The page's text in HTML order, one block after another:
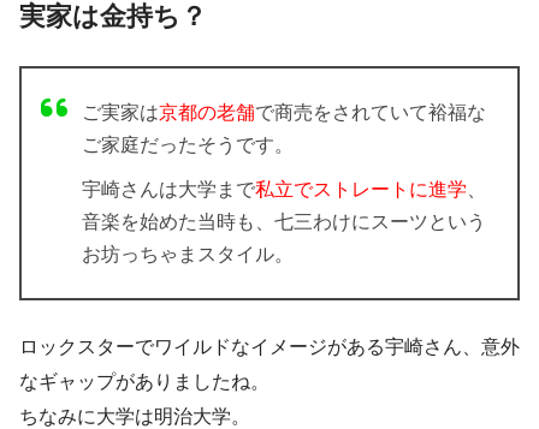
実家は金持ち？
ご実家は京都の老舗で商売をされていて裕福な
ご家庭だったそうです。
宇崎さんは大学まで私立でストレートに進学、
音楽を始めた当時も、七三わけにスーツという
お坊っちゃまスタイル。
ロックスターでワイルドなイメージがある宇崎さん、意外
なギャップがありましたね。
ちなみに大学は明治大学。